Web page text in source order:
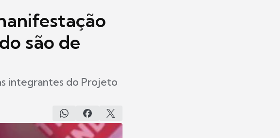
são de
integrantes do Projeto